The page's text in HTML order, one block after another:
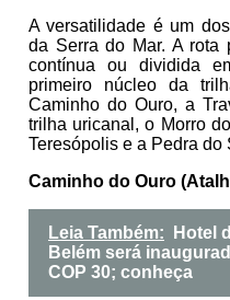
A versatilidade é um
da Serra do Mar. A rota
contínua ou dividida
primeiro núcleo da
Caminho do Ouro, a
trilha uricanal, o Morro
Teresópolis e a Pedra do
Caminho do Ouro
Leia Também:
Hotel
Belém será
COP 30; conheça